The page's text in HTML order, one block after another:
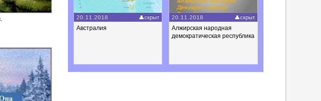
20.11.2018 скрыт
Австралия
20.11.2018 скрыт
Алжирская народная
демократическая республика